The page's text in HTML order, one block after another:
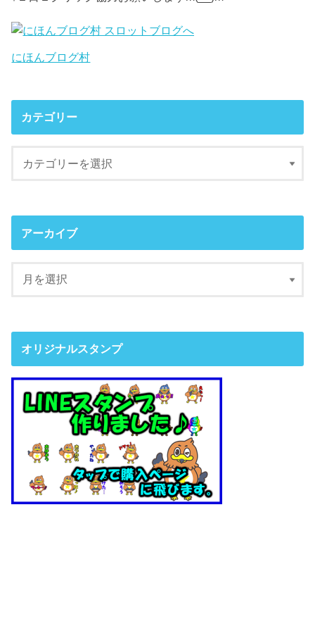
にほんブログ村
カテゴリー
アーカイブ
オリジナルスタンプ